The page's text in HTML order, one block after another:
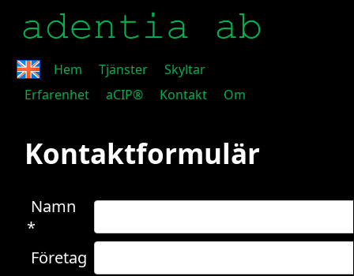
Hem Tjänster
Skyltar
Erfarenhet
aCIP® Kontakt Om
Kontaktformulär
Namn
*
Företag